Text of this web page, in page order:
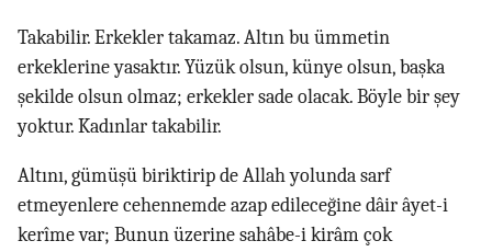
Takabilir. Erkekler takamaz. Altın bu ümmetin
erkeklerine yasaktır. Yüzük olsun, künye olsun, başka
şekilde olsun olmaz; erkekler sade olacak. Böyle bir şey
yoktur. Kadınlar takabilir.
Altını, gümüşü biriktirip de Allah yolunda sarf
etmeyenlere cehennemde azap edileceğine dâir âyet-i
kerîme var; Bunun üzerine sahâbe-i kirâm çok